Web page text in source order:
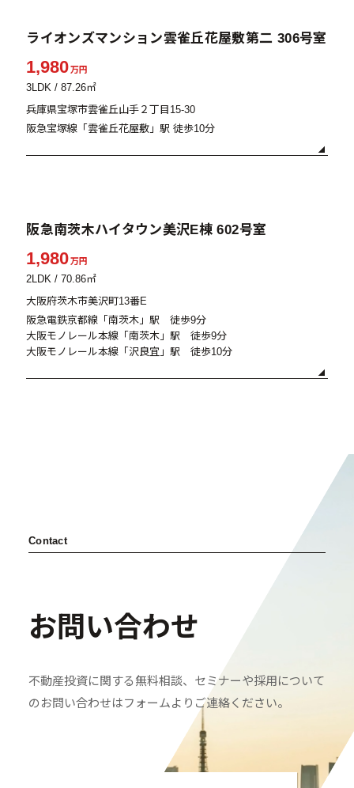
ライオンズマンション雲雀丘花屋敷第二 306号室
1,980万円
3LDK / 87.26㎡
兵庫県宝塚市雲雀丘山手２丁目15-30
阪急宝塚線「雲雀丘花屋敷」駅 徒歩10分
阪急南茨木ハイタウン美沢E棟 602号室
1,980万円
2LDK / 70.86㎡
大阪府茨木市美沢町13番E
阪急電鉄京都線「南茨木」駅 徒歩9分
大阪モノレール本線「南茨木」駅 徒歩9分
大阪モノレール本線「沢良宜」駅 徒歩10分
Contact
お問い合わせ
不動産投資に関する無料相談、セミナーや採用について
のお問い合わせはフォームよりご連絡ください。